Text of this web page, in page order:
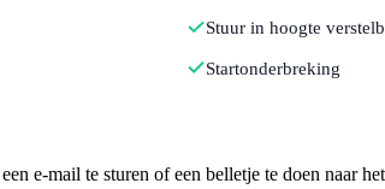
Stuur in hoogte
Startonderbreking
e-mail te sturen of een belletje te doen naar